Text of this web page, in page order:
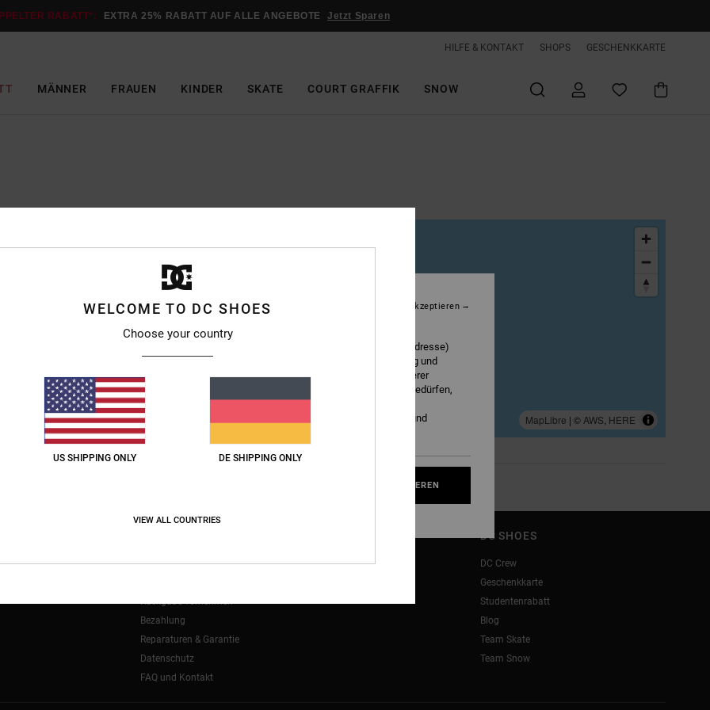
RABATT*: EXTRA 25% RABATT AUF ALLE ANGEBOTE Jetzt Sparen
HILFE & KONTAKT SHOPS GESCHENKKARTE
MÄNNER FRAUEN KINDER SKATE COURT GRAFFIK SNOW
Laden festlegen
10:00 - 20:00
MapLibre | © AWS HERE
Bestellungsstatus
Rückgabe vornehmen
Bezahlung
Reparaturen & Garantie
Datenschutz
FAQ und Kontakt
DC SHOES
DC Crew
Geschenkkarte
Studentenrabatt
Blog
Team Skate
Team Snow
WELCOME TO DC SHOES
Choose your country
US SHIPPING ONLY DE SHIPPING ONLY
VIEW ALL COUNTRIES
FÜR IHRE DATEN
Cookies oder eine vergleichbare Technologie, um Informationen auf Ihrem Gerät zu
Diese personenbezogenen Informationen (wie Ihre Browserdaten und Ihre IP-Adresse)
um Ihnen personalisierte Beiträge und Inhalte zu präsentieren, um die Leistung von Werbung und
zu personalisieren, und um mehr über ihr Publikum zu erfahren, um die Produkte unserer
verbessern. Sie können Ihre Wahl so einstellen, dass Sie Cookies, die Ihrer Zustimmung bedürfen,
sich dagegen aussprechen, wenn Sie den betreffenden Cookies nicht zustimmen (z. B.
der Besucherzahlen). Weitere Informationen finden Sie in unserer :
und
Fortfahren ohne zu akzeptieren
ALLE COOKIES AKZEPTIEREN